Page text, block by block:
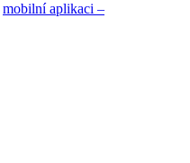
mobilní aplikaci –